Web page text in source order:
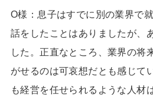
O様：息子はすでに別の業界で
話をしたことはありましたが、
した。正直なところ、業界の将
がせるのは可哀想だとも感じて
も経営を任せられるような人材